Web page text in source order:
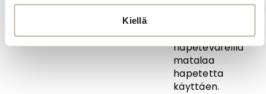
Kiellä
hiustenpidennyksiä
suoraväreillä tai
hapeteväreillä
matalaa
hapetetta
käyttäen.